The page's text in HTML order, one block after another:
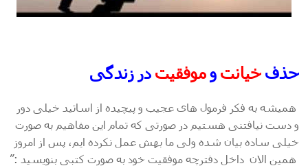
حذفخیانت وموفقیت در زندگی
همیشه به فکر فرمول های عجیب و پیچیده از اساتید خیلی دور
و دست نیافتنی هستیم در صورتی که تمام این مفاهیم به صورت
خیلی ساده بیان شده ولی ما بهش عمل نکرده ایم، پس از امروز
همین الان داخل دفترچه موفقیت خود به صورت کتبی بنویسید :”